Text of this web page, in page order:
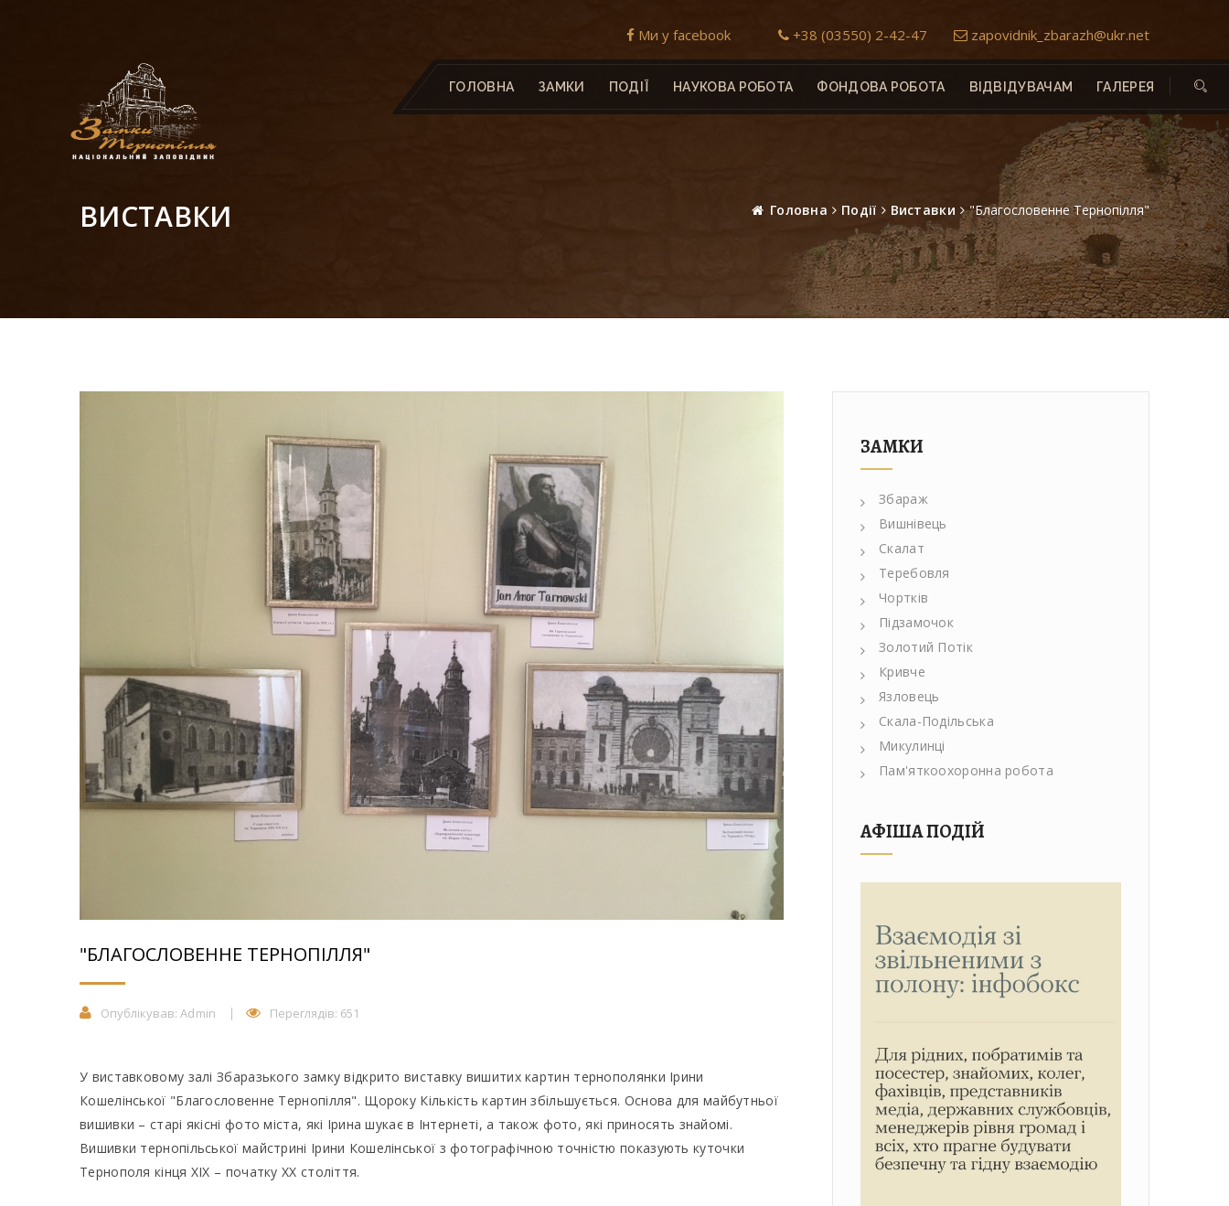
Ми у facebook +38 (03550) 2-42-47 zapovidnik_zbarazh@ukr.net
ГОЛОВНА ЗАМКИ ПОДІЇ НАУКОВА РОБОТА ФОНДОВА РОБОТА ВІДВІДУВАЧАМ ГАЛЕРЕЯ
ВИСТАВКИ Головна Події Виставки "Благословенне Тернопілля"
"БЛАГОСЛОВЕННЕ ТЕРНОПІЛЛЯ"
Опублікував: Admin Переглядів: 651
У виставковому залі Збаразького замку відкрито виставку вишитих картин тернополянки Ірини
Кошелінської "Благословенне Тернопілля". Щороку Кількість картин збільшується. Основа для майбутньої
вишивки – старі якісні фото міста, які Ірина шукає в Інтернеті, а також фото, які приносять знайомі.
Вишивки тернопільської майстрині Ірини Кошелінської з фотографічною точністю показують куточки
Тернополя кінця XIX – початку XX століття.
ЗАМКИ
Збараж
Вишнівець
Скалат
Теребовля
Чортків
Підзамочок
Золотий Потік
Кривче
Язловець
Скала-Подільська
Микулинці
Пам'яткоохоронна робота
АФІША ПОДІЙ